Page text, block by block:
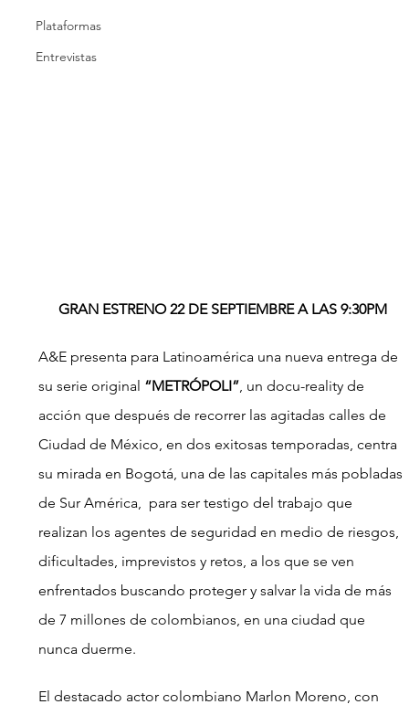
Plataformas
Entrevistas
GRAN ESTRENO 22 DE SEPTIEMBRE A LAS 9:30PM
A&E presenta para Latinoamérica una nueva entrega de
su serie original “METRÓPOLI”, un docu-reality de
acción que después de recorrer las agitadas calles de
Ciudad de México, en dos exitosas temporadas, centra
su mirada en Bogotá, una de las capitales más pobladas
de Sur América,  para ser testigo del trabajo que
realizan los agentes de seguridad en medio de riesgos,
dificultades, imprevistos y retos, a los que se ven
enfrentados buscando proteger y salvar la vida de más
de 7 millones de colombianos, en una ciudad que
nunca duerme.
El destacado actor colombiano Marlon Moreno, con